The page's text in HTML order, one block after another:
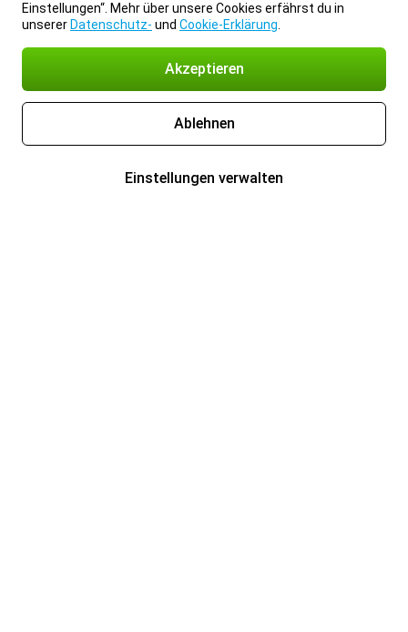
Einstellungen“. Mehr über unsere Cookies erfährst du in
unserer Datenschutz- und Cookie-Erklärung
Akzeptieren
Ablehnen
Einstellungen verwalten